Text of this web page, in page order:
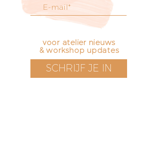
voor atelier nieuws
& workshop updates
SCHRIJF JE IN